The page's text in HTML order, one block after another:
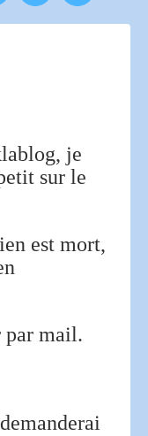
je
sur le
est mort,
par mail.